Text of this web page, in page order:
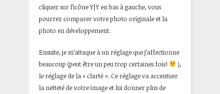
cliquez sur l’icône Y|Y en bas à gauche, vous
pourrez comparer votre photo originale et la
photo en développement.
Ensuite, je m’attaque à un réglage que j’affectionne
beaucoup (peut être un peu trop certaines fois!
),
le réglage de la « clarté ». Ce réglage va accentuer
la netteté de votre image et lui donner plus de